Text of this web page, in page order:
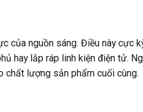
của nguồn sáng. Điều này cực
hay lắp ráp linh kiện điện tử.
chất lượng sản phẩm cuối cùng.